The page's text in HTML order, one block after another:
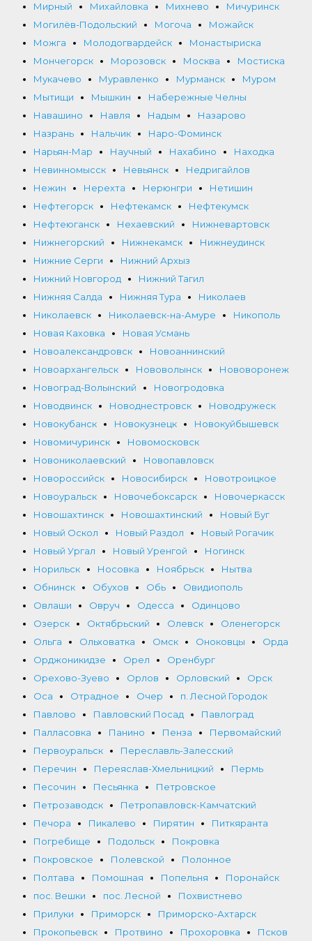
Мирный
Михайловка Михнево
Мичуринск
Могилёв-Подольский
Могоча
Можайск
Можга
Молодогвардейск
Монастыриска
Мончегорск
Морозовск Москва
Мостиска
Мукачево
Муравленко Мурманск
Муром
Мытищи
Мышкин
Набережные Челны
Навашино
Навля Надым
Назарово
Назрань
Нальчик
Наро-Фоминск
Нарьян-Мар
Научный Нахабино
Находка
Невинномысск
Невьянск
Недригайлов
Нежин
Нерехта Нерюнгри
Нетишин
Нефтегорск
Нефтекамск
Нефтекумск
Нефтеюганск
Нехаевский
Нижневартовск
Нижнегорский
Нижнекамск
Нижнеудинск
Нижние Серги
Нижний Архыз
Нижний Новгород
Нижний Тагил
Нижняя Салда
Нижняя Тура
Николаев
Николаевск
Николаевск-на-Амуре
Никополь
Новая Каховка
Новая Усмань
Новоалександровск
Новоаннинский
Новоархангельск
Нововолынск
Нововоронеж
Новоград-Волынский
Новогродовка
Новодвинск
Новоднестровск
Новодружеск
Новокубанск
Новокузнецк
Новокуйбышевск
Новомичуринск
Новомосковск
Новониколаевский
Новопавловск
Новороссийск
Новосибирск
Новотроицкое
Новоуральск
Новочебоксарск
Новочеркасск
Новошахтинск
Новошахтинский
Новый Буг
Новый Оскол
Новый Раздол
Новый Рогачик
Новый Ургал
Новый Уренгой
Ногинск
Норильск
Носовка Ноябрьск
Нытва
Обнинск
Обухов Обь
Овидиополь
Овлаши
Овруч Одесса
Одинцово
Озерск
Октябрьский Олевск
Оленегорск
Ольга
Ольховатка Омск Оноковцы
Орда
Орджоникидзе
Орел
Оренбург
Орехово-Зуево
Орлов Орловский
Орск
Оса
Отрадное Очер
п. Лесной Городок
Павлово
Павловский Посад
Павлоград
Палласовка
Панино Пенза
Первомайский
Первоуральск
Переславль-Залесский
Перечин
Переяслав-Хмельницкий
Пермь
Песочин
Песьянка
Петровское
Петрозаводск
Петропавловск-Камчатский
Печора
Пикалево Пирятин
Питкяранта
Погребище
Подольск
Покровка
Покровское
Полевской
Полонное
Полтава
Помошная Попельня
Поронайск
пос. Вешки
пос. Лесной
Похвистнево
Прилуки
Приморск
Приморско-Ахтарск
Прокопьевск
Протвино Прохоровка Псков